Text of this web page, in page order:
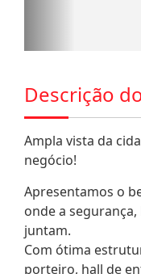
Descrição
Ampla vista da
negócio!
Apresentamos o
onde a
juntam.
Com ótima
porteiro, hall de